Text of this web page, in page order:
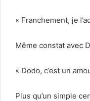
« Franchement, je
Même constat avec
« Dodo, c’est un
Plus qu’un simple